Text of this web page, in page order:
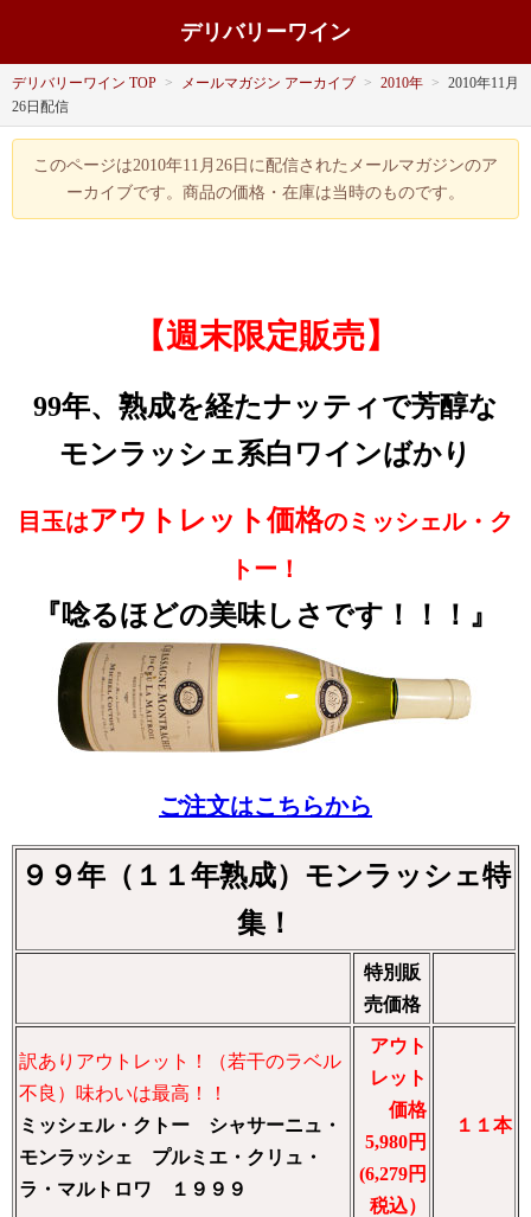
デリバリーワイン
デリバリーワイン TOP > メールマガジン アーカイブ > 2010年 > 2010年11月
26日配信
このページは2010年11月26日に配信されたメールマガジンのア
ーカイブです。商品の価格・在庫は当時のものです。
【週末限定販売】
99年、熟成を経たナッティで芳醇な
モンラッシェ系白ワインばかり
目玉はアウトレット価格のミッシェル・ク
トー！
『唸るほどの美味しさです！！！』
ご注文はこちらから
９９年（１１年熟成）モンラッシェ特
集！
特別販
売価格
訳ありアウトレット！（若干のラベル
不良）味わいは最高！！
ミッシェル・クトー シャサーニュ・
モンラッシェ プルミエ・クリュ・
ラ・マルトロワ １９９９
アウト
レット
価格
5,980円
(6,279円
税込）
１１本